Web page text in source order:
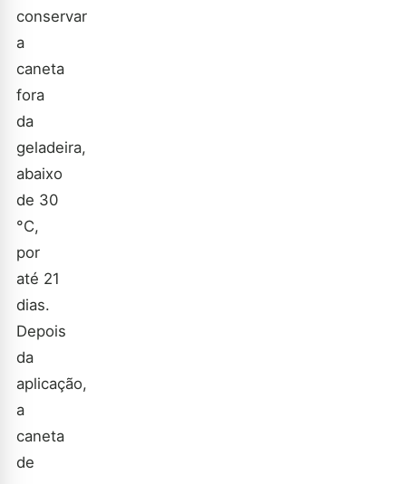
conservar
a
caneta
fora
da
geladeira,
abaixo
de 30
°C,
por
até 21
dias.
Depois
da
aplicação,
a
caneta
de